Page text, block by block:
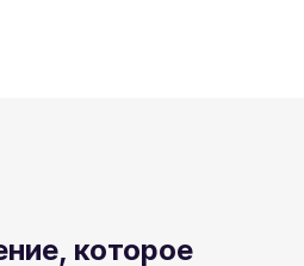
которое